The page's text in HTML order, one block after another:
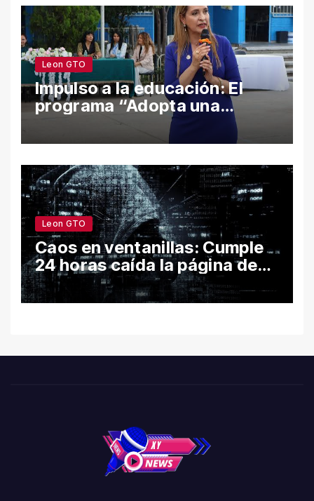
Leon GTO
Impulso a la educación: El
programa “Adopta una
Escuela” fortalece el
bienestar y la permanencia
Leon GTO
Caos en ventanillas: Cumple
24 horas caída la página de
León por hackeo y congela
trámites